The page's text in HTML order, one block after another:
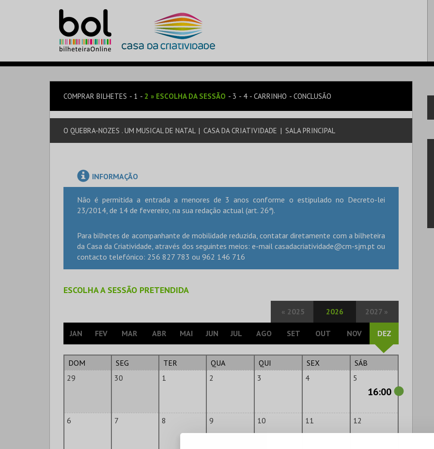
COMPRAR BILHETES 1 2 » ESCOLHA DA SESSÃO 3 4 CARRINHO CONCLUSÃO
O QUEBRA-NOZES . UM MUSICAL DE NATAL | CASA DA CRIATIVIDADE | SALA PRINCIPAL
INFORMAÇÃO
Não é permitida a entrada a menores de 3 anos conforme o estipulado no Decreto-lei
23/2014, de 14 de fevereiro, na sua redação actual (art. 26ª).
Para bilhetes de acompanhante de mobilidade reduzida, contatar diretamente com a bilheteira
da Casa da Criatividade, através dos seguintes meios: e-mail casadacriatividade@cm-sjm.ptou
contacto telefónico: 256 827 783 ou 962 146 716
ESCOLHA A SESSÃO PRETENDIDA
« 2025 2026 2027 »
JAN FEV MAR ABR MAI JUN JUL AGO SET OUT NOV DEZ
DOM SEG TER QUA QUI SEX
SÁB
29
30 1 2 3 4 5
16:00
6 7 8 9 10 11 12